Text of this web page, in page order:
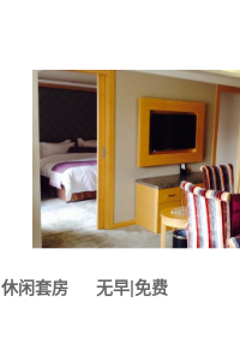
休闲套房 无早|免费